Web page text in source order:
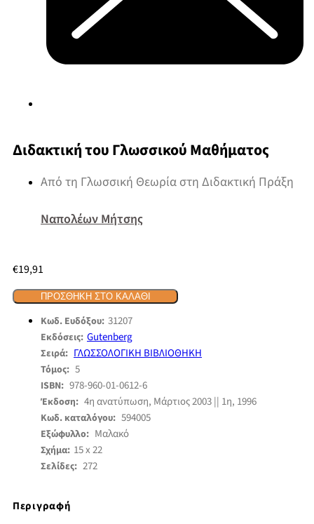
Διδακτική του Γλωσσικού Μαθήματος
Από τη Γλωσσική Θεωρία στη Διδακτική Πράξη
Ναπολέων Μήτσης
€19,91
ΠΡΟΣΘΉΚΗ ΣΤΟ ΚΑΛΆΘΙ
Κωδ. Ευδόξου: 31207
Εκδόσεις: Gutenberg
Σειρά: ΓΛΩΣΣΟΛΟΓΙΚΗ ΒΙΒΛΙΟΘΗΚΗ
Τόμος: 5
ISBN: 978-960-01-0612-6
Έκδοση: 4η ανατύπωση, Μάρτιος 2003 || 1η, 1996
Κωδ. καταλόγου: 594005
Εξώφυλλο: Μαλακό
Σχήμα: 15 x 22
Σελίδες: 272
Περιγραφή